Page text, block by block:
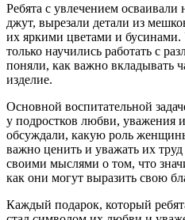
Ребята с увлечением
джут, вырезали детали из
их яркими цветами и
только научились работать с
поняли, как важно вкладывать
изделие.
Основной воспитательной
у подростков любви,
обсуждали, какую роль
важно ценить и уважать их труд
своими мыслями о том, что
как они могут выразить свою
Каждый подарок, который